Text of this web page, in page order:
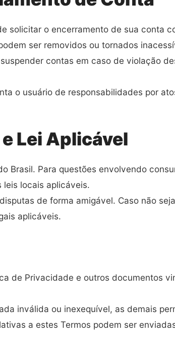
solicitar o encerramento de sua conta
ser removidos ou tornados
contas em caso de violação
o usuário de responsabilidades por
Lei Aplicável
Brasil. Para questões envolvendo
leis locais aplicáveis.
de forma amigável. Caso não
aplicáveis.
de Privacidade e outros documentos
inválida ou inexequível, as demais
a estes Termos podem ser